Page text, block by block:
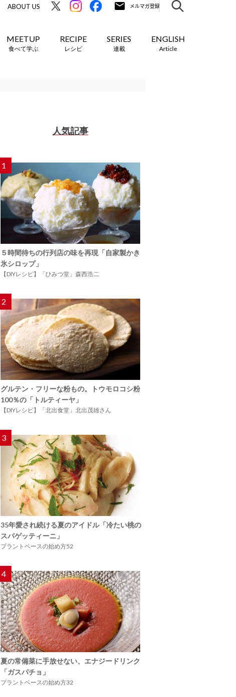
ABOUT US
MEETUP
食べて学ぶ
RECIPE
レシピ
SERIES
連載
ENGLISH
Article
人気記事
1
５時間待ちの行列店の味を再現「自家製かき
氷シロップ」
【DIYレシピ】「ひみつ堂」森西浩二
2
グルテン・フリーな粉もの。トウモロコシ粉
100％の「トルティーヤ」
【DIYレシピ】「北出食堂」北出茂雄さん
3
35年愛され続ける夏のアイドル「冷たい桃の
スパゲッティーニ」
プラントベースの始め方52
4
夏の常備菜に手放せない、エナジードリンク
「ガスパチョ」
プラントベースの始め方32